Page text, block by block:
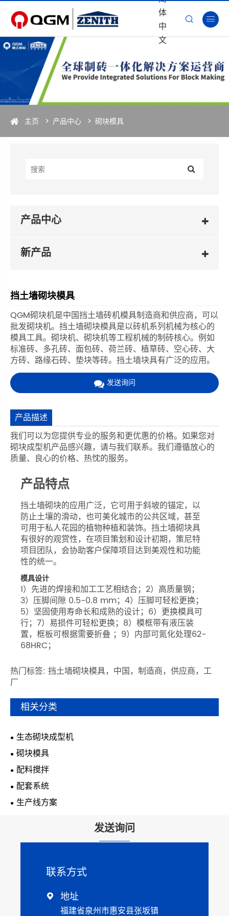
体
中
文
 
主页 产品中心 砌块模具
产品中心
新产品
挡土墙砌块模具
QGM砌块机是中国挡土墙砖机模具制造商和供应商，可以
批发砌块机。挡土墙砌块模具是以砖机系列机械为核心的
模具工具。砌块机、砌块机等工程机械的制砖核心。例如
标准砖、多孔砖、面包砖、荷兰砖、植草砖、空心砖、大
方砖、路缘石砖、垫块等砖。挡土墙块具有广泛的应用。
发送询问
产品描述
我们可以为您提供专业的服务和更优惠的价格。如果您对
砌块成型机产品感兴趣，请与我们联系。我们遵循放心的
质量、良心的价格、热忱的服务。
产品特点
挡土墙砌块的应用广泛，它可用于斜坡的锚定，以
防止土壤的滑动，也可美化城市的公共区域，甚至
可用于私人花园的植物种植和装饰。挡土墙砌块具
有很好的观赏性，在项目策划和设计初期，策尼特
项目团队，会协助客户保障项目达到美观性和功能
性的统一。
模具设计
1）先进的焊接和加工工艺相结合；2）高质量钢；
3）压脚间隙 0.5-0.8 mm；4）压脚可轻松更换；
5）坚固使用寿命长和成熟的设计；6）更换模具可
行；7）易损件可轻松更换；8）模框带有液压装
置，框板可根据需要折叠 ；9）内部可氮化处理62-
68HRC；
热门标签: 挡土墙砌块模具，中国，制造商，供应商，工
厂
相关分类
生态砌块成型机
砌块模具
配料搅拌
配套系统
生产线方案
发送询问
联系方式
 地址
福建省泉州市惠安县张坂镇